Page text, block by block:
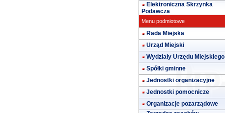
Elektroniczna Skrzynka
Podawcza
Menu podmiotowe
Rada Miejska
Urząd Miejski
Wydziały Urzędu Miejskiego
Spółki gminne
Jednostki organizacyjne
Jednostki pomocnicze
Organizacje pozarządowe